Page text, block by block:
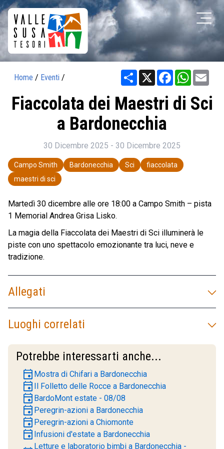
Home / Eventi / Share X Facebook
Fiaccolata dei Maestri di Sci
a Bardonecchia
30 Dicembre 2025 - 30 Dicembre 2025
Campo Smith Bardonecchia Sci
fiaccolata
maestri di sci
Martedì 30 dicembre alle ore 18:00 a Campo Smith – pista
1 Memorial Andrea Grisa Lisko.
La magia della Fiaccolata dei Maestri di Sci illuminerà le
piste con uno spettacolo emozionante tra luci, neve e
tradizione.
Allegati
Luoghi correlati
Potrebbe interessarti anche...
event Mostra di Chifari a Bardonecchia
event Il Folletto delle Rocce a Bardonecchia
event BardoMont estate - 08/08
event Peregrin-azioni a Bardonecchia
event Peregrin-azioni a Chiomonte
event Infusioni d'estate a Bardonecchia
Letture e laboratorio bimbi a Bardonecchia -